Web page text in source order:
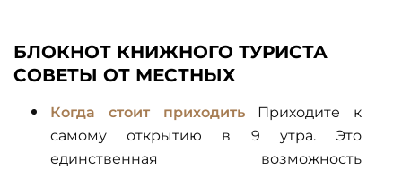
БЛОКНОТ КНИЖНОГО ТУРИСТА
СОВЕТЫ ОТ МЕСТНЫХ
Когда стоит приходитьПриходите к
самому открытию в 9 утра. Это
единственная возможность